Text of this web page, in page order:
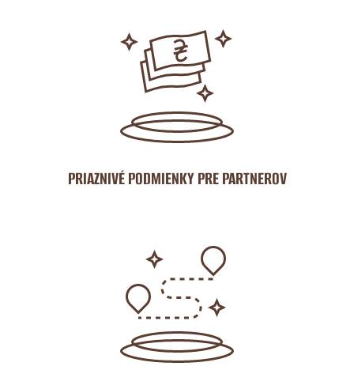
PRIAZNIVÉ PODMIENKY PRE PARTNEROV